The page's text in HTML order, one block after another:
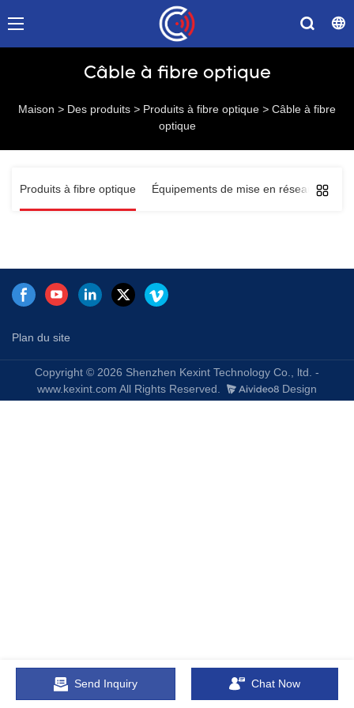
Câble à fibre optique
Maison > Des produits > Produits à fibre optique > Câble à fibre
optique
Produits à fibre optique Équipements de mise en réseau
Plan du site
Copyright © 2026 Shenzhen Kexint Technology Co., ltd. -
www.kexint.com All Rights Reserved.
Design
Send Inquiry Chat Now